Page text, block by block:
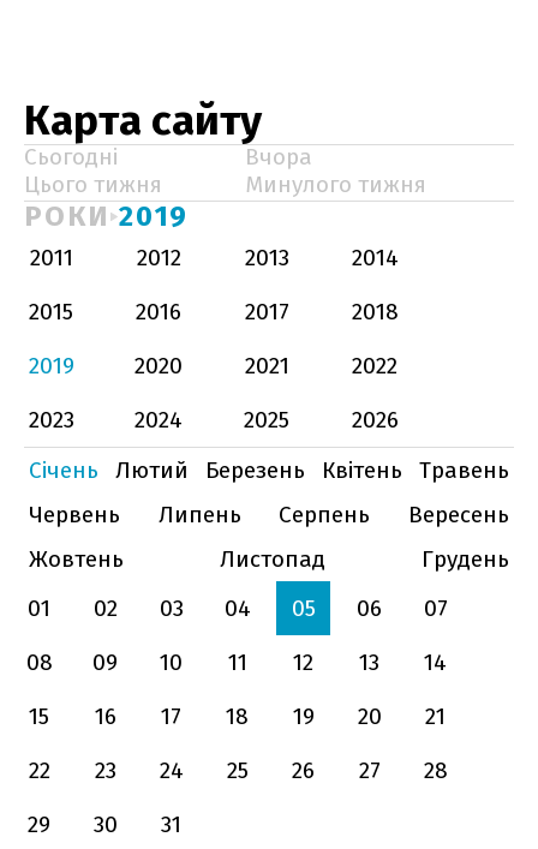
Карта сайту
Сьогодні
Вчора
Цього тижня
Минулого тижня
РОКИ 2019
2011 2012 2013
2014
2015
2016 2017
2018
2019
2020 2021
2022
2023
2024 2025
2026
Січень
Лютий Березень Квітень
Травень
Червень
Липень Серпень
Вересень
Жовтень
Листопад
Грудень
01
02 03 04 05 06
07
08
09 10 11 12 13
14
15
16 17 18 19 20
21
22
23 24 25 26 27
28
29
30 31